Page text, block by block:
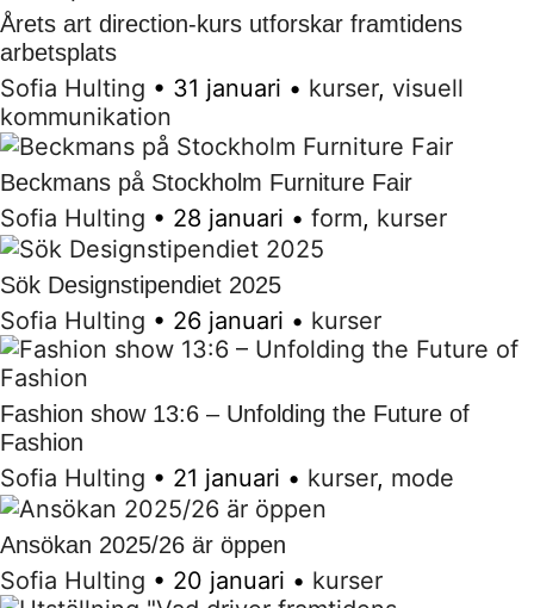
Årets art direction-kurs utforskar framtidens
arbetsplats
Sofia Hulting • 31 januari • kurser, visuell
kommunikation
Beckmans på Stockholm Furniture Fair
Sofia Hulting • 28 januari • form, kurser
Sök Designstipendiet 2025
Sofia Hulting • 26 januari • kurser
Fashion show 13:6 – Unfolding the Future of
Fashion
Sofia Hulting • 21 januari • kurser, mode
Ansökan 2025/26 är öppen
Sofia Hulting • 20 januari • kurser